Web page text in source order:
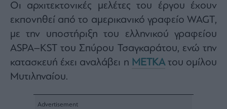
Οι αρχιτεκτονικές μελέτες του έργου έχουν
εκπονηθεί από το αμερικανικό γραφείο WAGT,
με την υποστήριξη του ελληνικού γραφείου
ASPA–KST του Σπύρου Τσαγκαράτου, ενώ την
κατασκευή έχει αναλάβει η ΜΕΤΚΑ του ομίλου
Μυτιληναίου.